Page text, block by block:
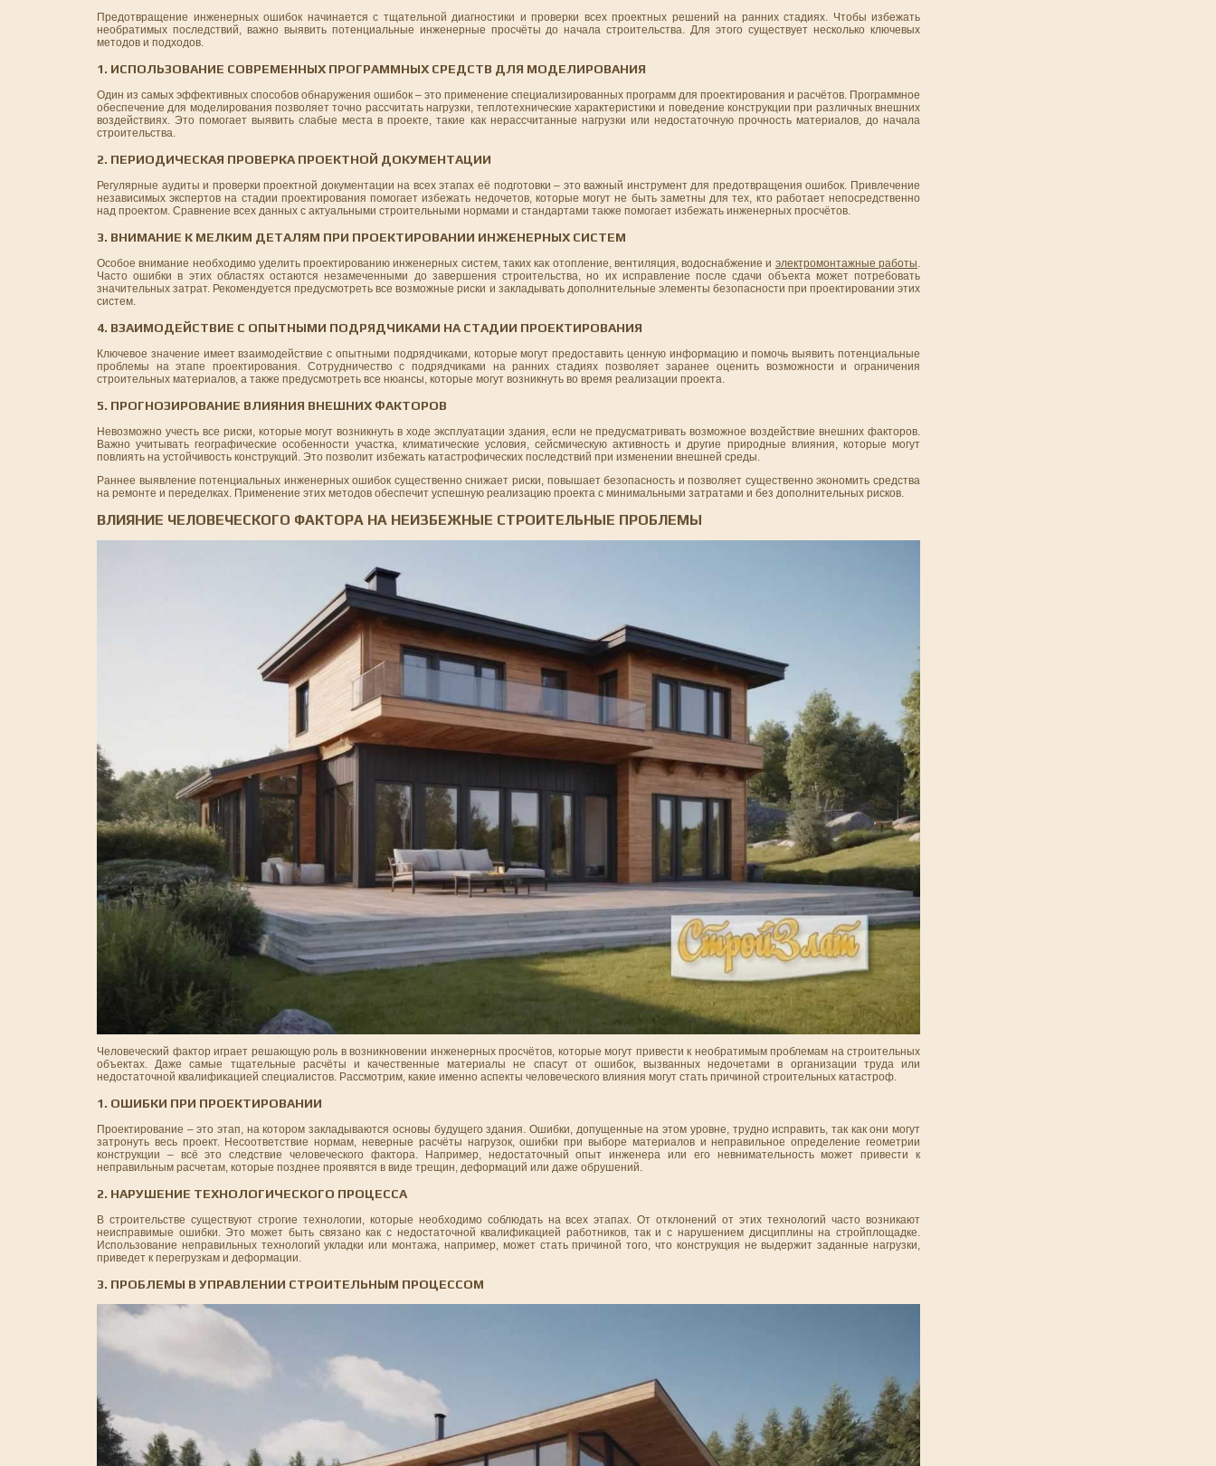
Предотвращение инженерных ошибок начинается с тщательной диагностики и проверки всех проектных решений на ранних стадиях. Чтобы избежать
необратимых последствий, важно выявить потенциальные инженерные просчёты до начала строительства. Для этого существует несколько ключевых
методов и подходов.
1. ИСПОЛЬЗОВАНИЕ СОВРЕМЕННЫХ ПРОГРАММНЫХ СРЕДСТВ ДЛЯ МОДЕЛИРОВАНИЯ
Один из самых эффективных способов обнаружения ошибок – это применение специализированных программ для проектирования и расчётов. Программное
обеспечение для моделирования позволяет точно рассчитать нагрузки, теплотехнические характеристики и поведение конструкции при различных внешних
воздействиях. Это помогает выявить слабые места в проекте, такие как нерассчитанные нагрузки или недостаточную прочность материалов, до начала
строительства.
2. ПЕРИОДИЧЕСКАЯ ПРОВЕРКА ПРОЕКТНОЙ ДОКУМЕНТАЦИИ
Регулярные аудиты и проверки проектной документации на всех этапах её подготовки – это важный инструмент для предотвращения ошибок. Привлечение
независимых экспертов на стадии проектирования помогает избежать недочетов, которые могут не быть заметны для тех, кто работает непосредственно
над проектом. Сравнение всех данных с актуальными строительными нормами и стандартами также помогает избежать инженерных просчётов.
3. ВНИМАНИЕ К МЕЛКИМ ДЕТАЛЯМ ПРИ ПРОЕКТИРОВАНИИ ИНЖЕНЕРНЫХ СИСТЕМ
Особое внимание необходимо уделить проектированию инженерных систем, таких как отопление, вентиляция, водоснабжение и электромонтажные работы
Часто ошибки в этих областях остаются незамеченными до завершения строительства, но их исправление после сдачи объекта может потребовать
значительных затрат. Рекомендуется предусмотреть все возможные риски и закладывать дополнительные элементы безопасности при проектировании этих
систем.
4. ВЗАИМОДЕЙСТВИЕ С ОПЫТНЫМИ ПОДРЯДЧИКАМИ НА СТАДИИ ПРОЕКТИРОВАНИЯ
Ключевое значение имеет взаимодействие с опытными подрядчиками, которые могут предоставить ценную информацию и помочь выявить потенциальные
проблемы на этапе проектирования. Сотрудничество с подрядчиками на ранних стадиях позволяет заранее оценить возможности и ограничения
строительных материалов, а также предусмотреть все нюансы, которые могут возникнуть во время реализации проекта.
5. ПРОГНОЗИРОВАНИЕ ВЛИЯНИЯ ВНЕШНИХ ФАКТОРОВ
Невозможно учесть все риски, которые могут возникнуть в ходе эксплуатации здания, если не предусматривать возможное воздействие внешних факторов.
Важно учитывать географические особенности участка, климатические условия, сейсмическую активность и другие природные влияния, которые могут
повлиять на устойчивость конструкций. Это позволит избежать катастрофических последствий при изменении внешней среды.
Раннее выявление потенциальных инженерных ошибок существенно снижает риски, повышает безопасность и позволяет существенно экономить средства
на ремонте и переделках. Применение этих методов обеспечит успешную реализацию проекта с минимальными затратами и без дополнительных рисков.
ВЛИЯНИЕ ЧЕЛОВЕЧЕСКОГО ФАКТОРА НА НЕИЗБЕЖНЫЕ СТРОИТЕЛЬНЫЕ ПРОБЛЕМЫ
Человеческий фактор играет решающую роль в возникновении инженерных просчётов, которые могут привести к необратимым проблемам на строительных
объектах. Даже самые тщательные расчёты и качественные материалы не спасут от ошибок, вызванных недочетами в организации труда или
недостаточной квалификацией специалистов. Рассмотрим, какие именно аспекты человеческого влияния могут стать причиной строительных катастроф.
1. ОШИБКИ ПРИ ПРОЕКТИРОВАНИИ
Проектирование – это этап, на котором закладываются основы будущего здания. Ошибки, допущенные на этом уровне, трудно исправить, так как они могут
затронуть весь проект. Несоответствие нормам, неверные расчёты нагрузок, ошибки при выборе материалов и неправильное определение геометрии
конструкции – всё это следствие человеческого фактора. Например, недостаточный опыт инженера или его невнимательность может привести к
неправильным расчетам, которые позднее проявятся в виде трещин, деформаций или даже обрушений.
2. НАРУШЕНИЕ ТЕХНОЛОГИЧЕСКОГО ПРОЦЕССА
В строительстве существуют строгие технологии, которые необходимо соблюдать на всех этапах. От отклонений от этих технологий часто возникают
неисправимые ошибки. Это может быть связано как с недостаточной квалификацией работников, так и с нарушением дисциплины на стройплощадке.
Использование неправильных технологий укладки или монтажа, например, может стать причиной того, что конструкция не выдержит заданные нагрузки,
приведет к перегрузкам и деформации.
3. ПРОБЛЕМЫ В УПРАВЛЕНИИ СТРОИТЕЛЬНЫМ ПРОЦЕССОМ